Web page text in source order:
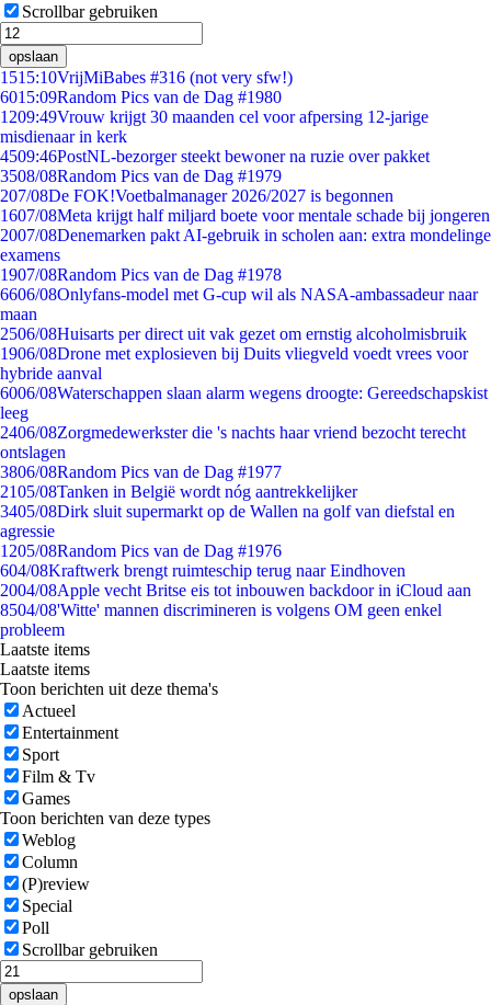
Scrollbar gebruiken
opslaan
1515:10VrijMiBabes #316 (not very sfw!)
6015:09Random Pics van de Dag #1980
1209:49Vrouw krijgt 30 maanden cel voor afpersing 12-jarige
misdienaar in kerk
4509:46PostNL-bezorger steekt bewoner na ruzie over pakket
3508/08Random Pics van de Dag #1979
207/08De FOK!Voetbalmanager 2026/2027 is begonnen
1607/08Meta krijgt half miljard boete voor mentale schade bij jongeren
2007/08Denemarken pakt AI-gebruik in scholen aan: extra mondelinge
examens
1907/08Random Pics van de Dag #1978
6606/08Onlyfans-model met G-cup wil als NASA-ambassadeur naar
maan
2506/08Huisarts per direct uit vak gezet om ernstig alcoholmisbruik
1906/08Drone met explosieven bij Duits vliegveld voedt vrees voor
hybride aanval
6006/08Waterschappen slaan alarm wegens droogte: Gereedschapskist
leeg
2406/08Zorgmedewerkster die 's nachts haar vriend bezocht terecht
ontslagen
3806/08Random Pics van de Dag #1977
2105/08Tanken in België wordt nóg aantrekkelijker
3405/08Dirk sluit supermarkt op de Wallen na golf van diefstal en
agressie
1205/08Random Pics van de Dag #1976
604/08Kraftwerk brengt ruimteschip terug naar Eindhoven
2004/08Apple vecht Britse eis tot inbouwen backdoor in iCloud aan
8504/08'Witte' mannen discrimineren is volgens OM geen enkel
probleem
Laatste items
Laatste items
Toon berichten uit deze thema's
Actueel
Entertainment
Sport
Film & Tv
Games
Toon berichten van deze types
Weblog
Column
(P)review
Special
Poll
Scrollbar gebruiken
opslaan